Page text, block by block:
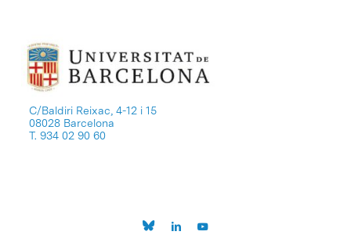
C/Baldiri Reixac, 4-12 i 15
08028 Barcelona
T. 934 02 90 60